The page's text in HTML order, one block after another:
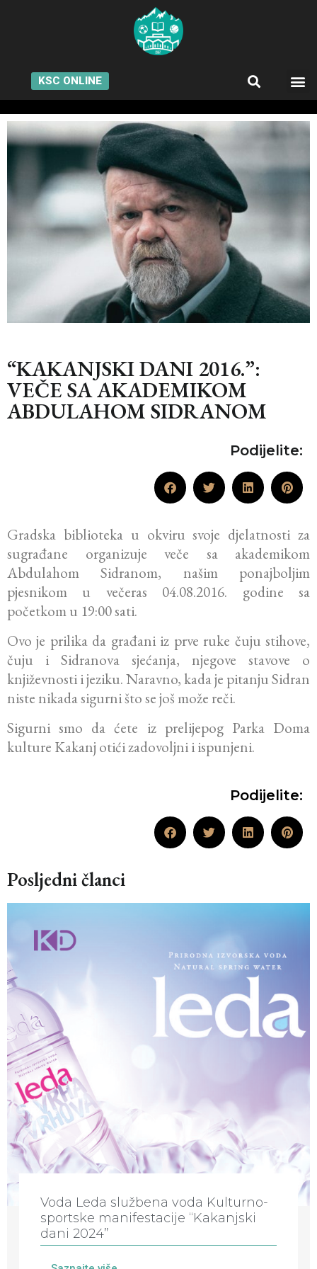
KSC ONLINE
“KAKANJSKI DANI 2016.”:
VEČE SA AKADEMIKOM
ABDULAHOM SIDRANOM
Podijelite:
Gradska biblioteka u okviru svoje djelatnosti za
sugrađane organizuje veče sa akademikom
Abdulahom Sidranom, našim ponajboljim
pjesnikom u večeras 04.08.2016. godine sa
početkom u 19:00 sati.
Ovo je prilika da građani iz prve ruke čuju stihove,
čuju i Sidranova sjećanja, njegove stavove o
književnosti i jeziku. Naravno, kada je pitanju Sidran
niste nikada sigurni što se još može reči.
Sigurni smo da ćete iz prelijepog Parka Doma
kulture Kakanj otići zadovoljni i ispunjeni.
Podijelite:
Posljedni članci
Voda Leda službena voda Kulturno-
sportske manifestacije “Kakanjski
dani 2024”